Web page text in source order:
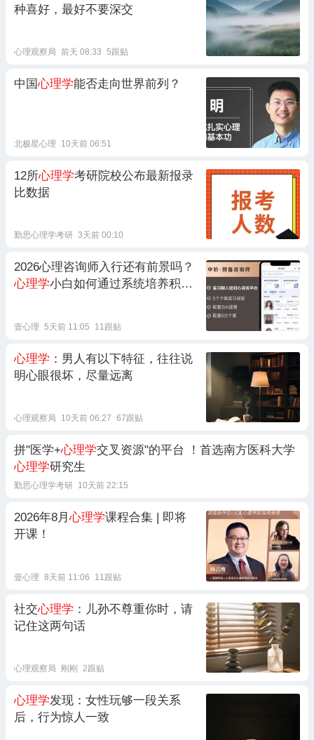
种喜好，最好不要深交
心理观察局 前天 08:33 5跟贴
中国心理学能否走向世界前列？
北极星心理 10天前 06:51
12所心理学考研院校公布最新报录
比数据
勤思心理学考研 3天前 00:10
2026心理咨询师入行还有前景吗？
心理学小白如何通过系统培养积累
壹心理 5天前 11:05 11跟贴
心理学 ：男人有以下特征，往往说
明心眼很坏，尽量远离
心理观察局 10天前 06:27 67跟贴
拼"医学+心理学交叉资源"的平台 ！首选南方医科大学
心理学研究生
勤思心理学考研 10天前 22:15
2026年8月心理学课程合集 | 即将
开课！
壹心理 8天前 11:06 11跟贴
社交心理学 ：儿孙不尊重你时，请
记住这两句话
心理观察局 刚刚 2跟贴
心理学发现：女性玩够一段关系
后，行为惊人一致